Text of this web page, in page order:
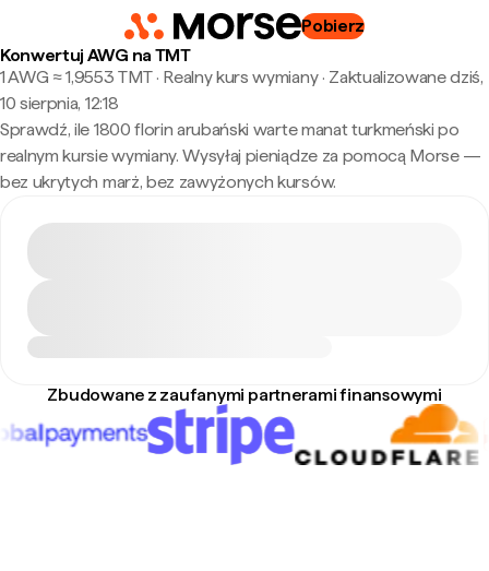
Pobierz
Konwertuj AWG na TMT
1 AWG ≈ 1,9553 TMT · Realny kurs wymiany· Zaktualizowane dziś,
10 sierpnia, 12:18
Sprawdź, ile 1800 florin arubański warte manat turkmeński po
realnym kursie wymiany. Wysyłaj pieniądze za pomocą Morse —
bez ukrytych marż, bez zawyżonych kursów.
Zbudowane z zaufanymi partnerami finansowymi